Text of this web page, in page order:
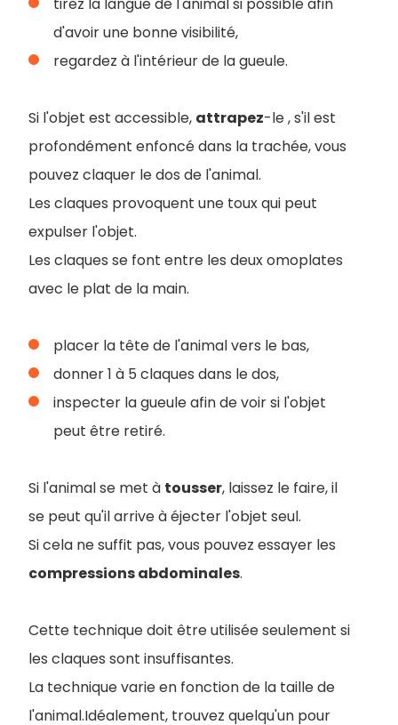
tirez la langue de l'animal si possible afin
d'avoir une bonne visibilité,
regardez à l'intérieur de la gueule.
Si l'objet est accessible, attrapez-le , s'il est
profondément enfoncé dans la trachée, vous
pouvez claquer le dos de l'animal.
Les claques provoquent une toux qui peut
expulser l'objet.
Les claques se font entre les deux omoplates
avec le plat de la main.
placer la tête de l'animal vers le bas,
donner 1 à 5 claques dans le dos,
inspecter la gueule afin de voir si l'objet
peut être retiré.
Si l'animal se met à tousser, laissez le faire, il
se peut qu'il arrive à éjecter l'objet seul.
Si cela ne suffit pas, vous pouvez essayer les
compressions abdominales.
Cette technique doit être utilisée seulement si
les claques sont insuffisantes.
La technique varie en fonction de la taille de
l'animal.Idéalement, trouvez quelqu'un pour